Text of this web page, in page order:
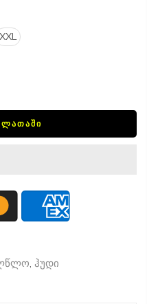
XXL
, ჰუდი